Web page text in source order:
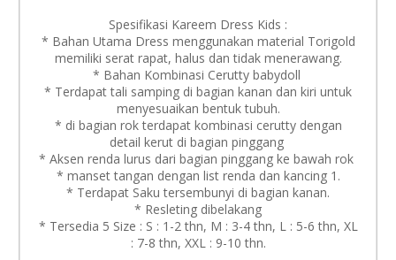
Spesifikasi Kareem Dress Kids :
* Bahan Utama Dress menggunakan material Torigold
memiliki serat rapat, halus dan tidak menerawang.
* Bahan Kombinasi Cerutty babydoll
* Terdapat tali samping di bagian kanan dan kiri untuk
menyesuaikan bentuk tubuh.
* di bagian rok terdapat kombinasi cerutty dengan
detail kerut di bagian pinggang
* Aksen renda lurus dari bagian pinggang ke bawah rok
* manset tangan dengan list renda dan kancing 1.
* Terdapat Saku tersembunyi di bagian kanan.
* Resleting dibelakang
* Tersedia 5 Size : S : 1-2 thn, M : 3-4 thn, L : 5-6 thn, XL
: 7-8 thn, XXL : 9-10 thn.